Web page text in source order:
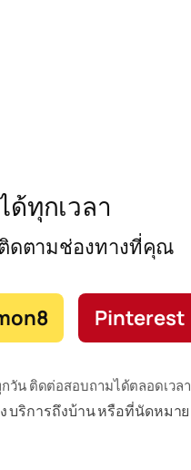
ทุกเวลา
ดตามช่องทางที่คุณ
Pinterest
วัน ติดต่อสอบถามได้ตลอดเวลา
บริการถึงบ้าน หรือที่นัดหมาย